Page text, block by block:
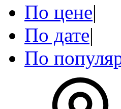
По цене|
По дате|
По